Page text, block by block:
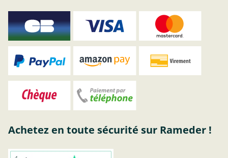
Achetez en toute sécurité sur Rameder !